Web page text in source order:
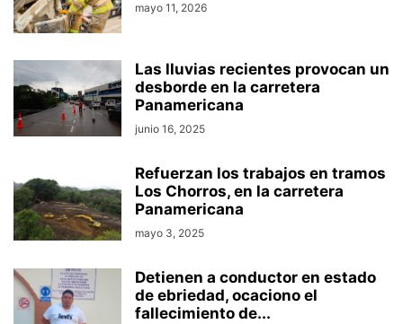
mayo 11, 2026
Las lluvias recientes provocan un
desborde en la carretera
Panamericana
junio 16, 2025
Refuerzan los trabajos en tramos
Los Chorros, en la carretera
Panamericana
mayo 3, 2025
Detienen a conductor en estado
de ebriedad, ocaciono el
fallecimiento de...